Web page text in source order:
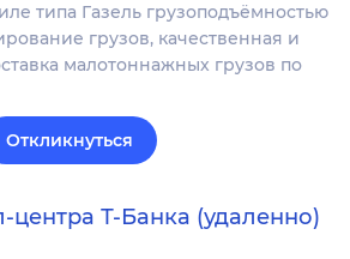
типа Газель грузоподъёмностью
грузов, качественная и
малотоннажных грузов по
Откликнуться
центра Т-Банка (удаленно)